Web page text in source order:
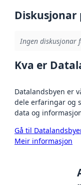
Diskusjonar
Ingen diskusjonar
Kva er
Datalandsbyen er
dele erfaringar og
data og
Gå til
Meir informasjon